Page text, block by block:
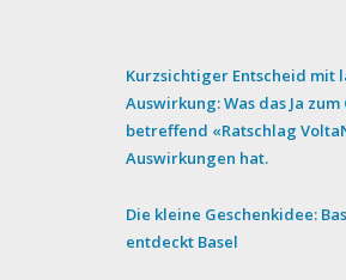
Kurzsichtiger Entscheid
Auswirkung: Was das Ja
betreffend «Ratschlag
Auswirkungen hat.
Die kleine Geschenkidee:
entdeckt Basel